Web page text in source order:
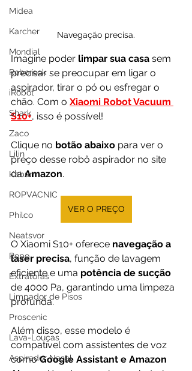
Midea
Karcher
Mondial
Roborock
iRobot
Shark
Zaco
Lilin
Kabum
ROPVACNIC
Philco
Neatsvor
Ropo
Extratoras
Limpador de Pisos
Proscenic
Lava-Louças
Aspirador Nasal
Navegação precisa.
Imagine poder limpar sua casa sem
precisar se preocupar em ligar o
aspirador, tirar o pó ou esfregar o
chão. Com o Xiaomi Robot Vacuum
S10+, isso é possível!
Clique no botão abaixo para ver o
preço desse robô aspirador no site
da Amazon.
VER O PREÇO
O Xiaomi S10+ oferece navegação a
laser precisa, função de lavagem
eficiente e uma potência de sucção
de 4000 Pa, garantindo uma limpeza
profunda.
Além disso, esse modelo é
compatível com assistentes de voz
como Google Assistant e Amazon